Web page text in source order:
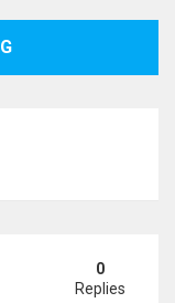
for Efficient
0
Replies